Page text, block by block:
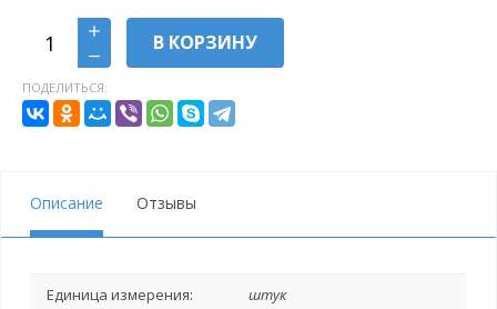
В КОРЗИНУ
ПОДЕЛИТЬСЯ:
Описание Отзывы
Единица измерения: штук